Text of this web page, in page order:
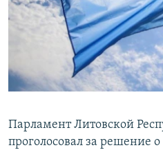
ПОБЕДИТЕЛЕЙ НЕ СУДЯТ?
КРЫМ.НЕПОКОРЕННЫЙ
УКРАИНСКАЯ ПРОБЛЕМА КРЫМА
ПРИСОЕДИНЯЙТЕСЬ!
Парламент Литовской
проголосовал за решение